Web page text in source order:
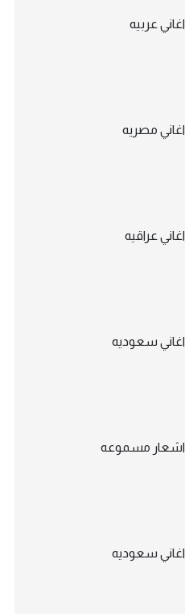
اغاني عربيه
اغاني مصريه
اغاني عراقيه
اغاني سعوديه
اشعار مسموعه
اغاني سعوديه